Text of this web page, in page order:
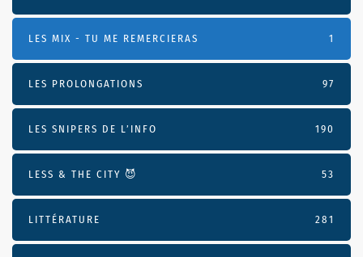
LES MIX - TU ME REMERCIERAS 1
LES PROLONGATIONS 97
LES SNIPERS DE L’INFO 190
LESS & THE CITY 😈 53
LITTÉRATURE 281